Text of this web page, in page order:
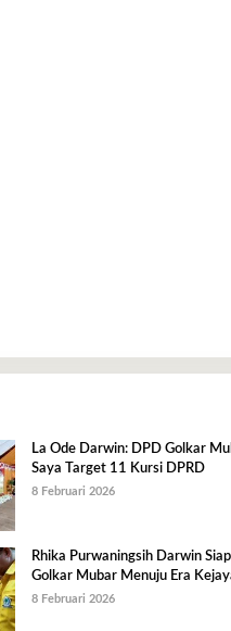
La Ode Darwin: DPD Golkar
Saya Target 11 Kursi DPRD
8 Februari 2026
Rhika Purwaningsih Darwin
Golkar Mubar Menuju Era
Baru
8 Februari 2026